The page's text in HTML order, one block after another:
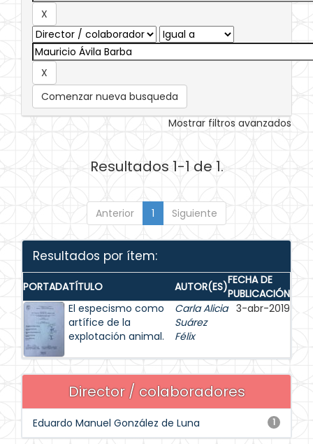
Comenzar nueva busqueda
Mostrar filtros avanzados
Resultados 1-1 de 1.
Anterior 1 Siguiente
Resultados por ítem:
PORTADATÍTULO AUTOR(ES)FECHA DE
PUBLICACIÓN
El especismo como
artífice de la
explotación animal.
Carla Alicia
Suárez
Félix
3-abr-2019
Director / colaboradores
1
Eduardo Manuel González de Luna